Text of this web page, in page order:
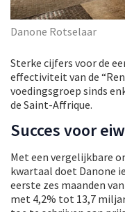
Danone Rotselaar
Sterke cijfers voor de
effectiviteit van de
voedingsgroep sinds
de Saint-Affrique.
Succes voor
Met een vergelijkbare
kwartaal doet Danone
eerste zes maanden
met 4,2% tot 13,7